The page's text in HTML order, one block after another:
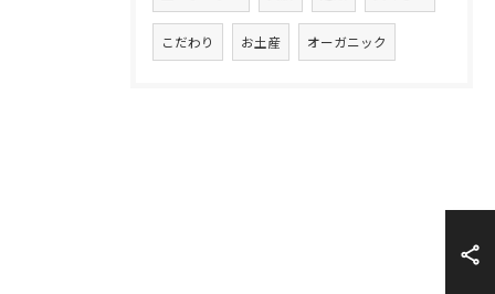
こだわり お土産 オーガニック